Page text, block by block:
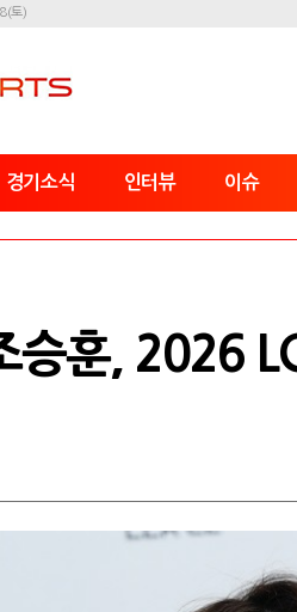
토)
경기소식 인터뷰 이슈
승훈, 2026